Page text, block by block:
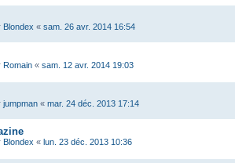
Blondex « sam. 26 avr. 2014 16:54
Romain « sam. 12 avr. 2014 19:03
jumpman « mar. 24 déc. 2013 17:14
Blondex « lun. 23 déc. 2013 10:36